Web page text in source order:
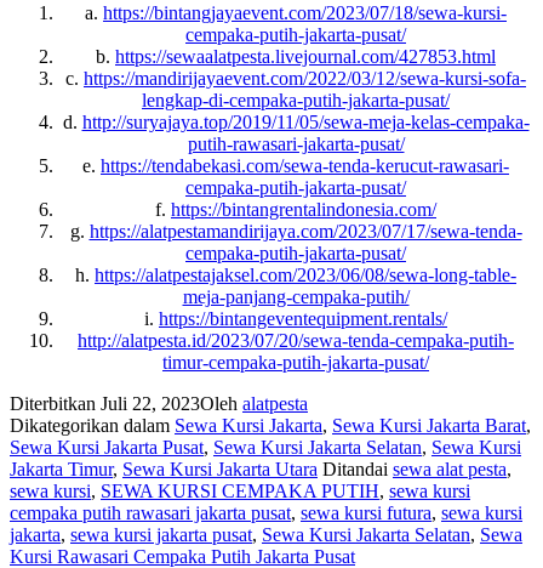
a. https://bintangjayaevent.com/2023/07/18/sewa-kursi-
cempaka-putih-jakarta-pusat/
b. https://sewaalatpesta.livejournal.com/427853.html
c. https://mandirijayaevent.com/2022/03/12/sewa-kursi-sofa-
lengkap-di-cempaka-putih-jakarta-pusat/
d. http://suryajaya.top/2019/11/05/sewa-meja-kelas-cempaka-
putih-rawasari-jakarta-pusat/
e. https://tendabekasi.com/sewa-tenda-kerucut-rawasari-
cempaka-putih-jakarta-pusat/
f. https://bintangrentalindonesia.com/
g. https://alatpestamandirijaya.com/2023/07/17/sewa-tenda-
cempaka-putih-jakarta-pusat/
h. https://alatpestajaksel.com/2023/06/08/sewa-long-table-
meja-panjang-cempaka-putih/
i. https://bintangeventequipment.rentals/
http://alatpesta.id/2023/07/20/sewa-tenda-cempaka-putih-
timur-cempaka-putih-jakarta-pusat/
Diterbitkan Juli 22, 2023Oleh alatpesta
Dikategorikan dalam Sewa Kursi Jakarta, Sewa Kursi Jakarta Barat,
Sewa Kursi Jakarta Pusat, Sewa Kursi Jakarta Selatan, Sewa Kursi
Jakarta Timur, Sewa Kursi Jakarta Utara Ditandai sewa alat pesta,
sewa kursi, SEWA KURSI CEMPAKA PUTIH, sewa kursi
cempaka putih rawasari jakarta pusat, sewa kursi futura, sewa kursi
jakarta, sewa kursi jakarta pusat, Sewa Kursi Jakarta Selatan, Sewa
Kursi Rawasari Cempaka Putih Jakarta Pusat